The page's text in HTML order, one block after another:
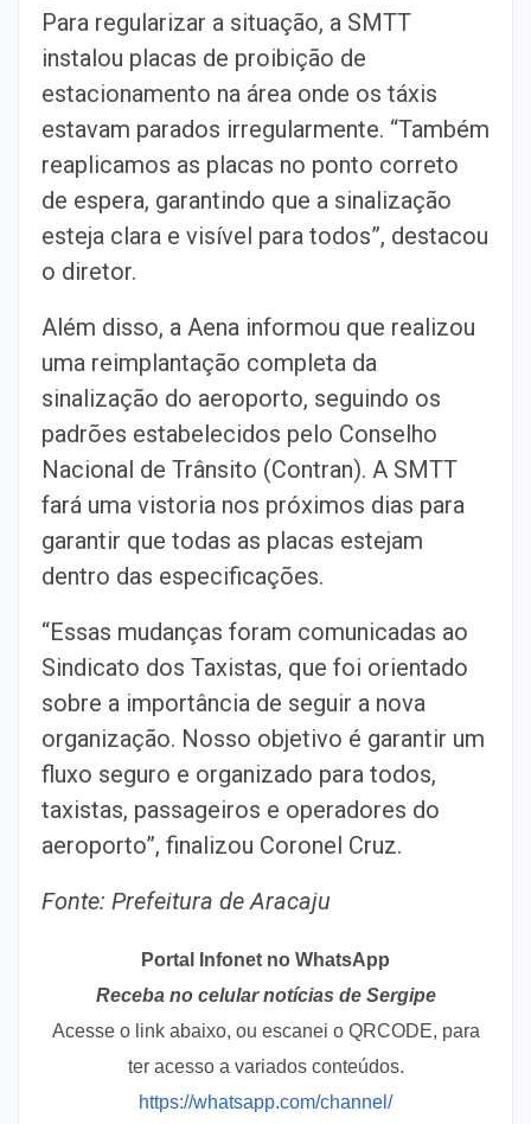
Para regularizar a situação, a SMTT
instalou placas de proibição de
estacionamento na área onde os táxis
estavam parados irregularmente. “Também
reaplicamos as placas no ponto correto
de espera, garantindo que a sinalização
esteja clara e visível para todos”, destacou
o diretor.
Além disso, a Aena informou que realizou
uma reimplantação completa da
sinalização do aeroporto, seguindo os
padrões estabelecidos pelo Conselho
Nacional de Trânsito (Contran). A SMTT
fará uma vistoria nos próximos dias para
garantir que todas as placas estejam
dentro das especificações.
“Essas mudanças foram comunicadas ao
Sindicato dos Taxistas, que foi orientado
sobre a importância de seguir a nova
organização. Nosso objetivo é garantir um
fluxo seguro e organizado para todos,
taxistas, passageiros e operadores do
aeroporto”, finalizou Coronel Cruz.
Fonte: Prefeitura de Aracaju
Portal Infonet no WhatsApp
Receba no celular notícias de Sergipe
Acesse o link abaixo, ou escanei o QRCODE, para
ter acesso a variados conteúdos.
https://whatsapp.com/channel/